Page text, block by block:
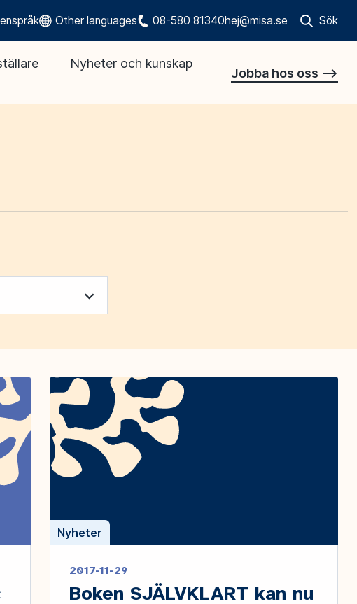
Other languages 08-580 81340hej@misa.se Sök
Öppna
Nyheter och kunskap
Jobba hos oss -->
Nyheter
2017-11-29
Boken SJÄLVKLART kan nu